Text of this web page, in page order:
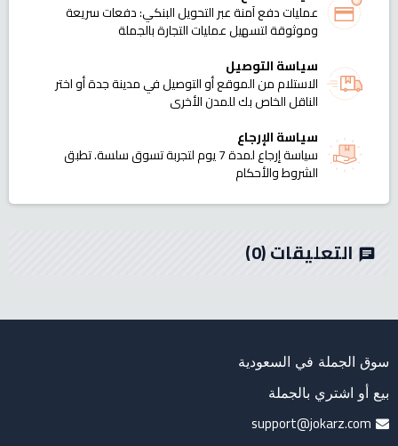
عمليات دفع آمنة عبر التحويل البنكي: دفعات سريعة
وموثوقة لتسهيل عمليات التجارة بالجملة
سياسة التوصيل
الاستلام من الموقع أو التوصيل في مدينة جدة أو اختر
الناقل الخاص بك للمدن الأخرى
سياسة الإرجاع
سياسة إرجاع لمدة 7 يوم لتجربة تسوق سلسة. تطبق
الشروط والأحكام
chat التعليقات(0)
سوق الجملة في السعودية
بيع أو اشتري بالجملة
support@jokarz.com